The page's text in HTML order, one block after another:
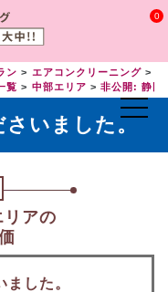
0
ン エアコンクリーニング
覧 中部エリア 非公開: 静岡
さいました。
アの
した。